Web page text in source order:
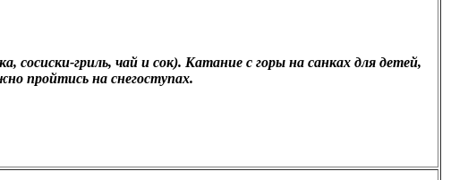
сосиски-гриль, чай и сок). Катание с горы на санках для детей,
пройтись на снегоступах.